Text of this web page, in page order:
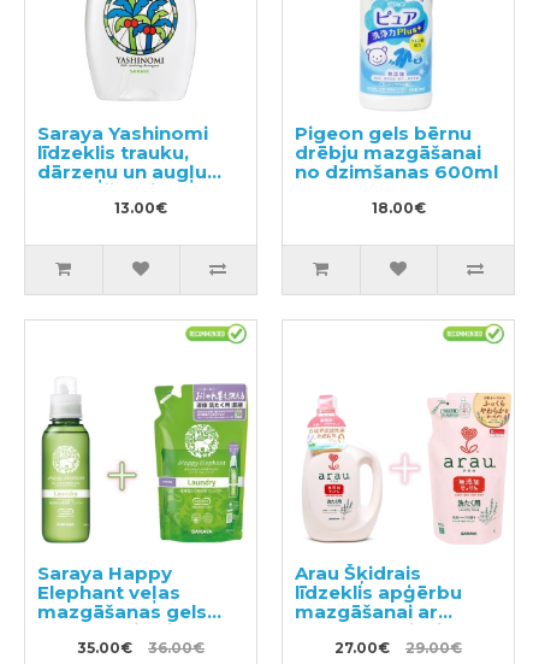
Saraya Yashinomi
līdzeklis trauku,
dārzeņu un augļu
mazgāšanai 500ml
13.00€
Pigeon gels bērnu
drēbju mazgāšanai
no dzimšanas 600ml
18.00€
Saraya Happy
Elephant veļas
mazgāšanas gels
600ml + pildviela
540ml35.00€ 36.00€
Arau Šķidrais
līdzeklis apģērbu
mazgāšanai ar
sastāvam pievienoto
lavandas un
27.00€ 29.00€